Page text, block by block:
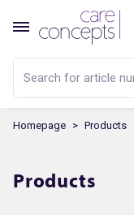
Search for article
Homepage Products
Products